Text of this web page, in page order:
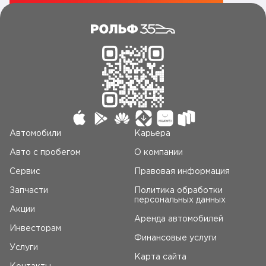
Автомобили
Авто c пробегом
Сервис
Запчасти
Акции
Инвесторам
Услуги
Карьера
О компании
Правовая информация
Политика обработки
персональных данных
Аренда автомобилей
Финансовые услуги
Карта сайта